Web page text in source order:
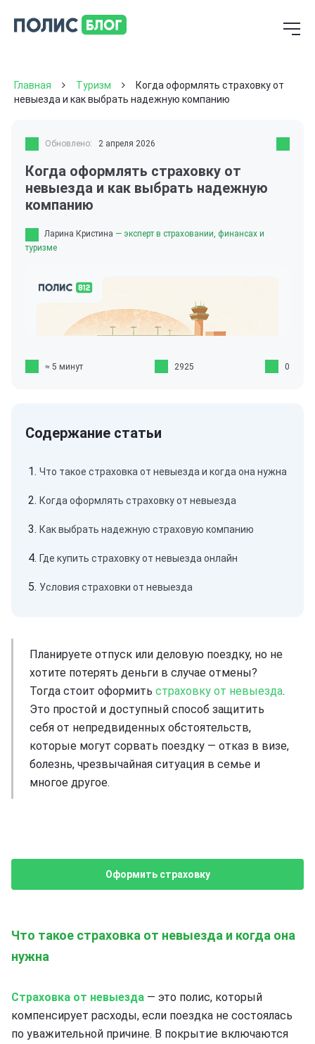
Главная Туризм
Когда оформлять страховку от
невыезда и как выбрать надежную компанию
Обновлено: 2 апреля 2026
Когда оформлять страховку от
невыезда и как выбрать надежную
компанию
Ларина Кристина — эксперт в страховании, финансах и
туризме
≈ 5 минут 2925 0
Что такое страховка от невыезда и когда она нужна
Когда оформлять страховку от невыезда
Как выбрать надежную страховую компанию
Где купить страховку от невыезда онлайн
Условия страховки от невыезда
Планируете отпуск или деловую поездку, но не
хотите потерять деньги в случае отмены?
Тогда стоит оформить страховку от невыезда.
Это простой и доступный способ защитить
себя от непредвиденных обстоятельств,
которые могут сорвать поездку — отказ в визе,
болезнь, чрезвычайная ситуация в семье и
многое другое.
Оформить страховку
Что такое страховка от невыезда и когда она
нужна
Страховка от невыезда — это полис, который
компенсирует расходы, если поездка не состоялась
по уважительной причине. В покрытие включаются